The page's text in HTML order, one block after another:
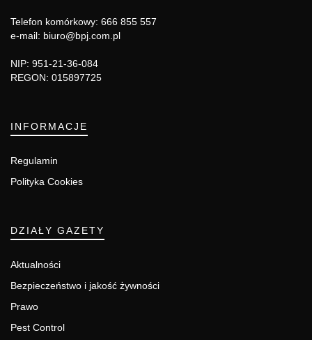
Telefon komórkowy: 666 855 557
e-mail: biuro@bpj.com.pl
NIP: 951-21-36-084
REGON: 015897725
INFORMACJE
Regulamin
Polityka Cookies
DZIAŁY GAZETY
Aktualności
Bezpieczeństwo i jakość żywności
Prawo
Pest Control